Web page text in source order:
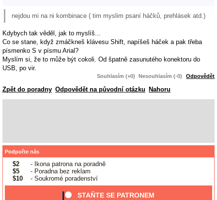
nejdou mi na ni kombinace ( tim myslim psaní háčků, prehlásek atd.)
Kdybych tak věděl, jak to myslíš...
Co se stane, když zmáčkneš klávesu Shift, napíšeš háček a pak třeba
písmenko S v písmu Arial?
Myslím si, že to může být cokoli. Od špatně zasunutého konektoru do
USB, po vir.
Souhlasím (+0) Nesouhlasím (-0) Odpovědět
Zpět do poradny Odpovědět na původní otázku Nahoru
Podpořte nás
$2
- Ikona patrona na poradně
$5
- Poradna bez reklam
$10
- Soukromé poradenství
STAŇTE SE PATRONEM